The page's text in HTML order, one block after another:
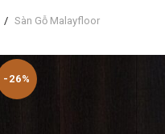
Sàn Gỗ Malayfloor
-26%